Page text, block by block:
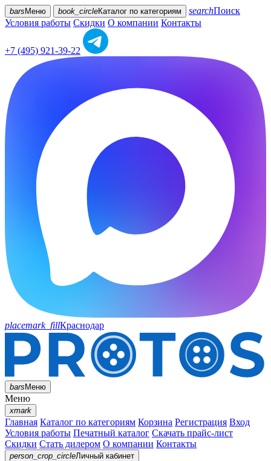
bars Меню book_circleКаталог по категориям searchПоиск
Условия работы Скидки О компании Контакты
+7 (495) 921-39-22
placemark_fillКраснодар
barsМеню
Меню
xmark
Главная Каталог по категориям Корзина Регистрация Вход
Условия работы Печатный каталог Скачать прайс-лист
Скидки Стать дилером О компании Контакты
person_crop_circleЛичный кабинет